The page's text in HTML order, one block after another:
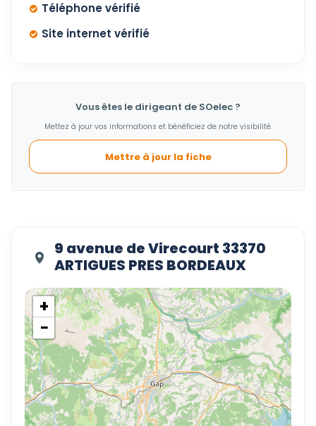
Téléphone vérifié
Site internet vérifié
Vous êtes le dirigeant de SOelec ?
Mettez à jour vos informations et bénéficiez de notre visibilité.
Mettre à jour la fiche
9 avenue de Virecourt 33370
ARTIGUES PRES BORDEAUX
+
−